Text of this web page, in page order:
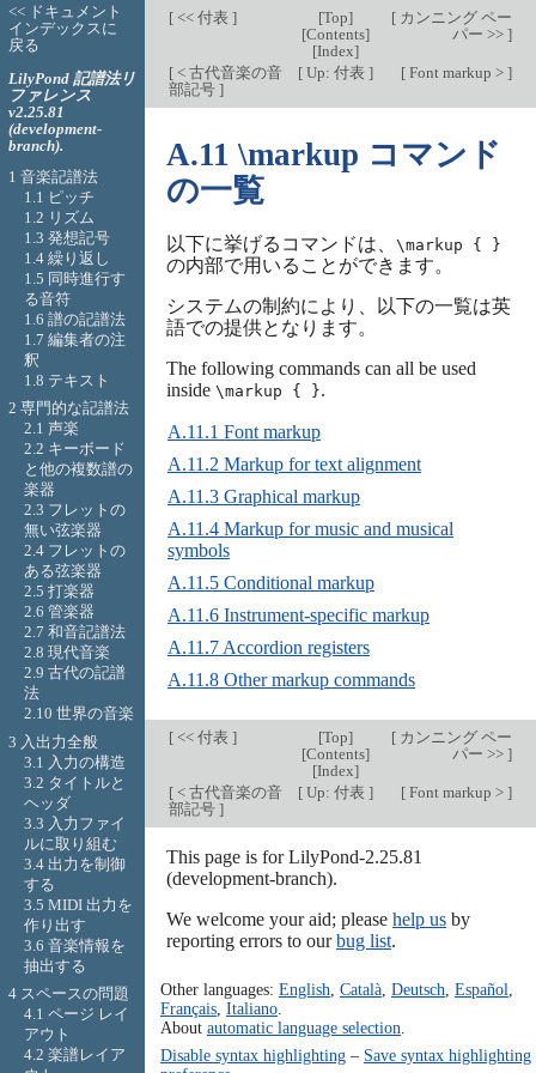
[<< 付表 ] [Top]
[Contents]
[Index]
[カンニング ペー
パー >> ]
[< 古代音楽の音
部記号 ]
[Up: 付表 ] [Font markup > ]
A.11 \markup コマンド
の一覧
以下に挙げるコマンドは、 \markup { }
の内部で用いることができます。
システムの制約により、以下の一覧は英
語での提供となります。
The following commands can all be used
inside \markup { }.
A.11.1 Font markup
A.11.2 Markup for text alignment
A.11.3 Graphical markup
A.11.4 Markup for music and musical
symbols
A.11.5 Conditional markup
A.11.6 Instrument-specific markup
A.11.7 Accordion registers
A.11.8 Other markup commands
[<< 付表 ] [Top]
[Contents]
[Index]
[カンニング ペー
パー >> ]
[< 古代音楽の音
部記号 ]
[Up: 付表 ] [Font markup > ]
This page is for LilyPond-2.25.81
(development-branch).
We welcome your aid; please help usby
reporting errors to ourbug list.
Other languages: English Català, Deutsch Español
Français, Italiano.
About automatic language selection
Disable syntax highlighting– Save syntax highlighting
<< ドキュメント
インデックスに
戻る
LilyPond 記譜法リ
ファレンス
v2.25.81
(development-
branch).
1 音楽記譜法
1.1 ピッチ
1.2 リズム
1.3 発想記号
1.4 繰り返し
1.5 同時進行す
る音符
1.6 譜の記譜法
1.7 編集者の注
釈
1.8 テキスト
2 専門的な記譜法
2.1 声楽
2.2 キーボード
と他の複数譜の
楽器
2.3 フレットの
無い弦楽器
2.4 フレットの
ある弦楽器
2.5 打楽器
2.6 管楽器
2.7 和音記譜法
2.8 現代音楽
2.9 古代の記譜
法
2.10 世界の音楽
3 入出力全般
3.1 入力の構造
3.2 タイトルと
ヘッダ
3.3 入力ファイ
ルに取り組む
3.4 出力を制御
する
3.5 MIDI 出力を
作り出す
3.6 音楽情報を
抽出する
4 スペースの問題
4.1 ページ レイ
アウト
4.2 楽譜レイア